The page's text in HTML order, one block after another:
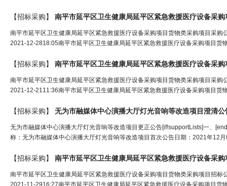
【招标采购】 南平市延平区卫生健康局延平区紧急救援医疗设备采
南平市延平区卫生健康局延平区紧急救援医疗设备采购项目货物类采购项目采
2021-12-2818:05南平市延平区卫生健康局延平区紧急救援医疗设备采购项目货
【招标采购】 南平市延平区卫生健康局延平区紧急救援医疗设备采
南平市延平区卫生健康局延平区紧急救援医疗设备采购项目货物类采购项目采
2021-12-2111:36南平市延平区卫生健康局延平区紧急救援医疗设备采购项目货
【招标采购】 无为市融媒体中心演播大厅灯光音响等改造项目澄清
无为市融媒体中心演播大厅灯光音响等改造项目更正公告[if!supportLists]一、
称：无为市融媒体中心演播大厅灯光音响等改造项目首次公告日期：2021年12
【招标采购】 南平市延平区卫生健康局延平区紧急救援医疗设备采
南平市延平区卫生健康局延平区紧急救援医疗设备采购项目货物类采购项目招
2021-11-2916:27南平市延平区卫生健康局延平区紧急救援医疗设备采购项目货